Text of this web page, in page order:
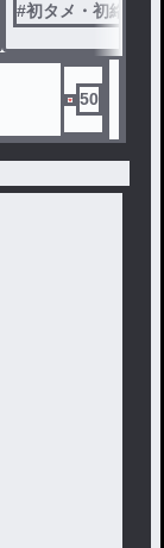
#初タメ・初絡み
50